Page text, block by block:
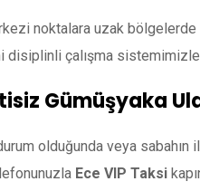
noktalara uzak
disiplinli çalışma sistemimizle
Gümüşyaka
olduğunda veya sabahın
Ece VIP Taksi